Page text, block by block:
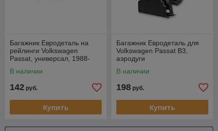
Багажник Евродеталь на
рейлинги Volkswagen
Passat, универсал, 1988-
В наличии
142 руб.
Купить
Багажник Евродеталь для
Volkswagen Passat B3,
аэродуги
В наличии
198 руб.
Купить